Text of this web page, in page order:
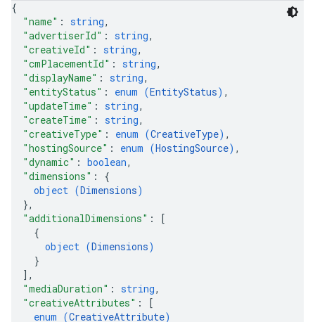
{
"name" : string,
"advertiserId" : string,
"creativeId" : string,
"cmPlacementId" : string,
"displayName" : string,
"entityStatus" : enum (EntityStatus) ,
"updateTime" : string,
"createTime" : string,
"creativeType" : enum (CreativeType) ,
"hostingSource" : enum (HostingSource) ,
"dynamic" : boolean,
"dimensions" : {
object (Dimensions)
},
"additionalDimensions" :
[
{
object (Dimensions)
}
] ,
"mediaDuration" : string,
"creativeAttributes" :
[
enum (CreativeAttribute)